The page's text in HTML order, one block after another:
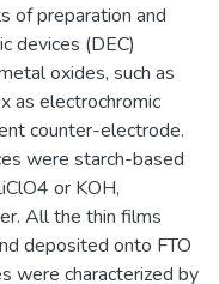
of preparation and
devices (DEC)
oxides, such as
as electrochromic
counter-electrode.
were starch-based
or KOH,
All the thin films
deposited onto FTO
were characterized by